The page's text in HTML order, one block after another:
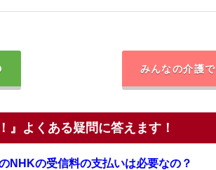
みんなの介護
』よくある疑問に答えます！
NHKの受信料の支払いは必要なの？